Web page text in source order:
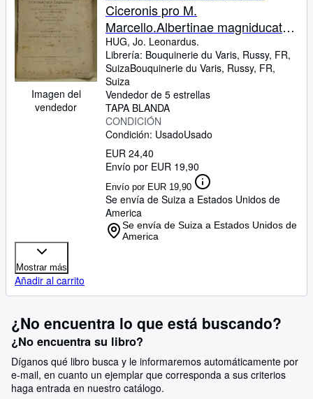
Libros antiguos
Arte y coleccionismo
Vendedores
Comenzar a vender
Ayuda
CERRAR
Imagen del
vendedor
Ciceronis pro M.
Marcello.Albertinae magniducatus
Zaehringobadensis Universitatis
Literarum.
HUG, Jo. Leonardus.
Librería: Bouquinerie du Varis, Russy, FR,
SuizaBouquinerie du Varis, Russy, FR,
Suiza
Vendedor de 5 estrellas
TAPA BLANDA
CONDICIÓN
Condición: UsadoUsado
EUR 24,40
Envío por EUR 19,90
Envío por EUR 19,90
Se envía de Suiza a Estados Unidos de
America
Se envía de Suiza a Estados Unidos de
America
Mostrar más
Añadir al carrito
¿No encuentra lo que está buscando?
¿No encuentra su libro?
Díganos qué libro busca y le informaremos automáticamente por
e-mail, en cuanto un ejemplar que corresponda a sus criterios
haga entrada en nuestro catálogo.